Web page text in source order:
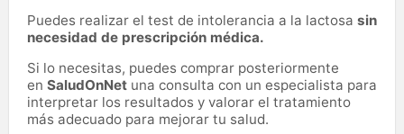
Puedes realizar el test de intolerancia a la lactosa sin
necesidad de prescripción médica.
Si lo necesitas, puedes comprar posteriormente
en SaludOnNet una consulta con un especialista para
interpretar los resultados y valorar el tratamiento
más adecuado para mejorar tu salud.